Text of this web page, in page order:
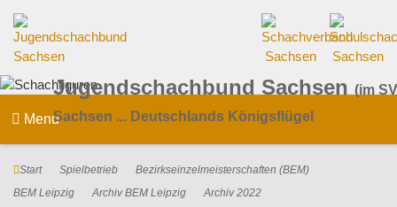
Jugendschachbund Sachsen (im
Sachsen ... Deutschlands Königsflügel
Menu
Start Spielbetrieb
Bezirkseinzelmeisterschaften (BEM)
BEM Leipzig
Archiv BEM Leipzig
Archiv 2022